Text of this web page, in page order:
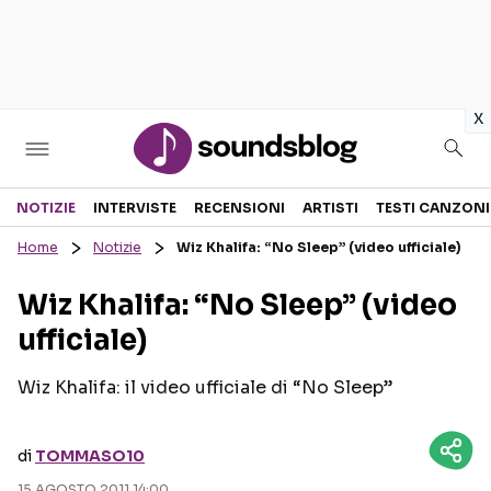
x
Sezioni
RECENSIONI MUSICALI
INTERVISTE
GOSSIP E CURIOSITÀ
TESTI CANZONI
TALENT SHOW
NOTIZIE INTERVISTE RECENSIONI ARTISTI TESTI CANZONI
Home Notizie Wiz Khalifa: “No Sleep” (video ufficiale)
Wiz Khalifa: “No Sleep” (video
ufficiale)
Wiz Khalifa: il video ufficiale di “No Sleep”
di TOMMASO10